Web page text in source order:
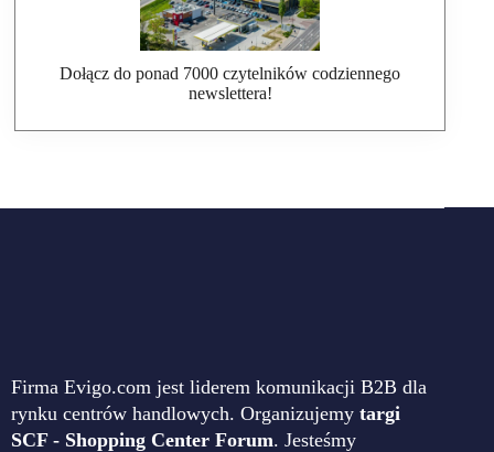
Dołącz do ponad 7000 czytelników codziennego
newslettera!
Firma Evigo.com jest liderem komunikacji B2B dla
rynku centrów handlowych. Organizujemy targi
SCF - Shopping Center Forum. Jesteśmy